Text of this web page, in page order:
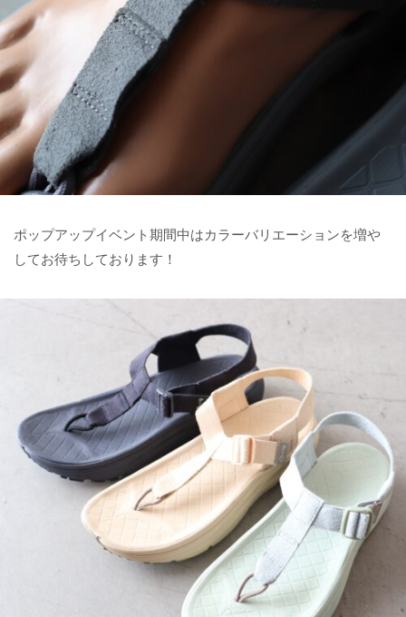
ポップアップイベント期間中はカラーバリエーションを増や
してお待ちしております！